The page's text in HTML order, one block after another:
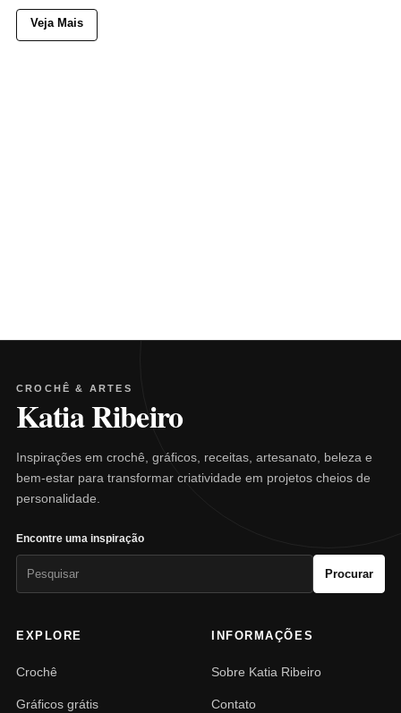
Veja Mais
CROCHÊ & ARTES
Katia Ribeiro
Inspirações em crochê, gráficos, receitas, artesanato, beleza e
bem-estar para transformar criatividade em projetos cheios de
personalidade.
Encontre uma inspiração
Procurar
EXPLORE
Crochê
Gráficos grátis
INFORMAÇÕES
Sobre Katia Ribeiro
Contato